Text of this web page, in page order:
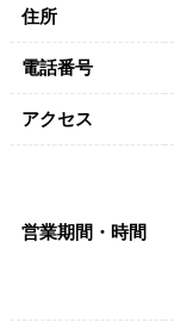
住所
電話番号
アクセス
営業期間・時間